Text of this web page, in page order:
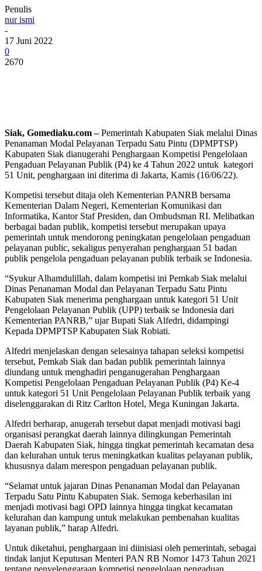
Penulis
nur ismi
-
17 Juni 2022
0
2670
Siak, Gomediaku.com –Pemerintah Kabupaten Siak melalui Dinas
Penanaman Modal Pelayanan Terpadu Satu Pintu (DPMPTSP)
Kabupaten Siak dianugerahi Penghargaan Kompetisi Pengelolaan
Pengaduan Pelayanan Publik (P4) ke 4 Tahun 2022 untuk kategori
51 Unit, penghargaan ini diterima di Jakarta, Kamis (16/06/22).
Kompetisi tersebut ditaja oleh Kementerian PANRB bersama
Kementerian Dalam Negeri, Kementerian Komunikasi dan
Informatika, Kantor Staf Presiden, dan Ombudsman RI. Melibatkan
berbagai badan publik, kompetisi tersebut merupakan upaya
pemerintah untuk mendorong peningkatan pengelolaan pengaduan
pelayanan public, sekaligus penyerahan penghargaan 51 badan
publik pengelola pengaduan pelayanan publik terbaik se Indonesia.
“Syukur Alhamdulillah, dalam kompetisi ini Pemkab Siak melalui
Dinas Penanaman Modal dan Pelayanan Terpadu Satu Pintu
Kabupaten Siak menerima penghargaan untuk kategori 51 Unit
Pengelolaan Pelayanan Publik (UPP) terbaik se Indonesia dari
Kementerian PANRB,” ujar Bupati Siak Alfedri, didampingi
Kepada DPMPTSP Kabupaten Siak Robiati.
Alfedri menjelaskan dengan selesainya tahapan seleksi kompetisi
tersebut, Pemkab Siak dan badan publik pemerintah lainnya
diundang untuk menghadiri penganugerahan Penghargaan
Kompetisi Pengelolaan Pengaduan Pelayanan Publik (P4) Ke-4
untuk kategori 51 Unit Pengelolaan Pelayanan Publik terbaik yang
diselenggarakan di Ritz Carlton Hotel, Mega Kuningan Jakarta.
Alfedri berharap, anugerah tersebut dapat menjadi motivasi bagi
organisasi perangkat daerah lainnya dilingkungan Pemerintah
Daerah Kabupaten Siak, hingga tingkat pemerintah kecamatan desa
dan kelurahan untuk terus meningkatkan kualitas pelayanan publik,
khususnya dalam merespon pengaduan pelayanan publik.
“Selamat untuk jajaran Dinas Penanaman Modal dan Pelayanan
Terpadu Satu Pintu Kabupaten Siak. Semoga keberhasilan ini
menjadi motivasi bagi OPD lainnya hingga tingkat kecamatan
kelurahan dan kampung untuk melakukan pembenahan kualitas
layanan publik,” harap Alfedri.
Untuk diketahui, penghargaan ini diinisiasi oleh pemerintah, sebagai
tindak lanjut Keputusan Menteri PAN RB Nomor 1473 Tahun 2021
tentang penyelenggaraan kompetisi pengelolaan pengaduan